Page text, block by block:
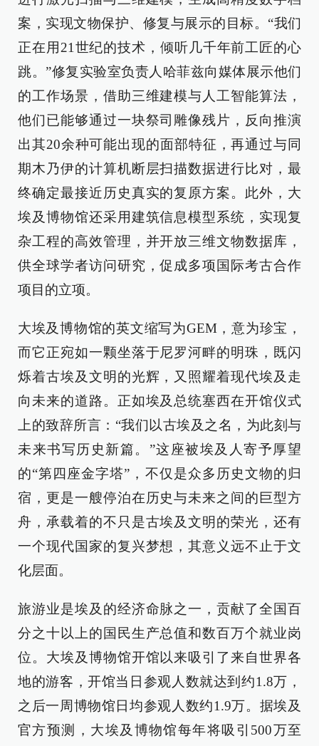
案，实现文物保护、修复与展示的目标。“我们
正在用21世纪的技术，倾听几千年前工匠的心
跳。”修复实验室负责人哈菲兹向媒体展示他们
的工作场景，借助三维建模与人工智能算法，
他们已能够通过一块祭司雕像残片，反向推演
出其20余种可能出现的面部特征，再通过与同
期木乃伊的计算机断层扫描数据进行比对，最
终确定最接近历史真实的复原方案。此外，大
埃及博物馆还采用建筑信息模型系统，实现复
杂工程的高效管理，并开放三维文物数据库，
供全球学者访问研究，促成多项国际考古合作
项目的立项。
大埃及博物馆的英文缩写为GEM，意为珍宝，
而它正宛如一颗坐落于尼罗河畔的明珠，既闪
烁着古埃及文明的光辉，又照耀着现代埃及走
向未来的道路。正如埃及总统塞西在开馆仪式
上的致辞所言：“我们以古埃及之名，为此刻与
未来书写历史新篇。”这座被埃及人寄予厚望
的“第四座金字塔”，不仅是众多历史文物的归
宿，更是一艘停泊在历史与未来之间的巨型方
舟，承载着的不只是古埃及文明的荣光，还有
一个现代国家的复兴梦想，其意义远不止于文
化层面。
旅游业是埃及的经济命脉之一，贡献了全国百
分之十以上的国民生产总值和数百万个就业岗
位。大埃及博物馆开馆以来吸引了来自世界各
地的游客，开馆当日参观人数就达到约1.8万，
之后一周博物馆日均参观人数约1.9万。据埃及
官方预测，大埃及博物馆每年将吸引500万至